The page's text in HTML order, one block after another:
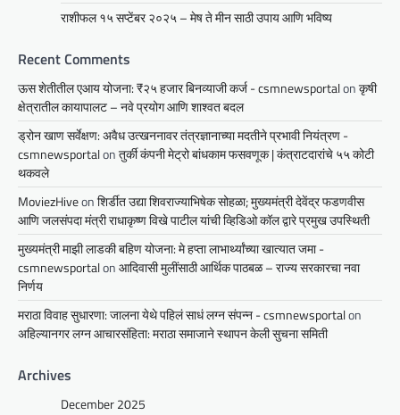
राशीफल १५ सप्टेंबर २०२५ – मेष ते मीन साठी उपाय आणि भविष्य
Recent Comments
ऊस शेतीतील एआय योजना: ₹२५ हजार बिनव्याजी कर्ज - csmnewsportalonकृषी
क्षेत्रातील कायापालट – नवे प्रयोग आणि शाश्वत बदल
ड्रोन खाण सर्वेक्षण: अवैध उत्खननावर तंत्रज्ञानाच्या मदतीने प्रभावी नियंत्रण -
csmnewsportalonतुर्की कंपनी मेट्रो बांधकाम फसवणूक | कंत्राटदारांचे ५५ कोटी
थकवले
MoviezHiveonशिर्डीत उद्या शिवराज्याभिषेक सोहळा; मुख्यमंत्री देवेंद्र फडणवीस
आणि जलसंपदा मंत्री राधाकृष्ण विखे पाटील यांची व्हिडिओ कॉल द्वारे प्रमुख उपस्थिती
मुख्यमंत्री माझी लाडकी बहिण योजना: मे हप्ता लाभार्थ्यांच्या खात्यात जमा -
csmnewsportalonआदिवासी मुलींसाठी आर्थिक पाठबळ – राज्य सरकारचा नवा
निर्णय
मराठा विवाह सुधारणा: जालना येथे पहिलं साधं लग्न संपन्न - csmnewsportalon
अहिल्यानगर लग्न आचारसंहिता: मराठा समाजाने स्थापन केली सुचना समिती
Archives
December 2025